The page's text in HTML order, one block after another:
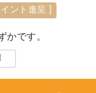
ント進呈 ]
かです。